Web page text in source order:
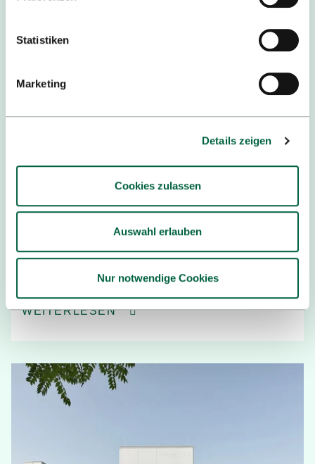
Statistiken
Marketing
Details zeigen
Cookies zulassen
Auswahl erlauben
Nur notwendige Cookies
19.12.2025
CHE Masterranking
Ingenieurwissenschaften 2025: TOP
Bewertungen der Studienbedinungen
WEITERLESEN